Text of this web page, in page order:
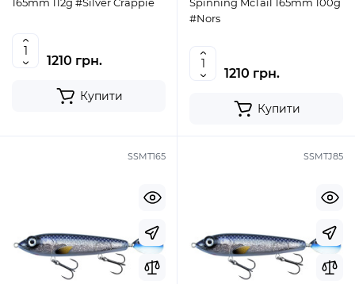
165mm 112g #Silver Crappie
1210 грн.
Купити
Spinning McTail 165mm 100g
#Nors
1210 грн.
Купити
SSMT165 SSMTJ85